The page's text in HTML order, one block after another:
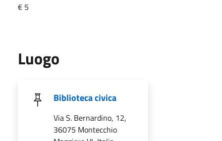
€ 5
Luogo
Biblioteca civica
Via S. Bernardino, 12,
36075 Montecchio